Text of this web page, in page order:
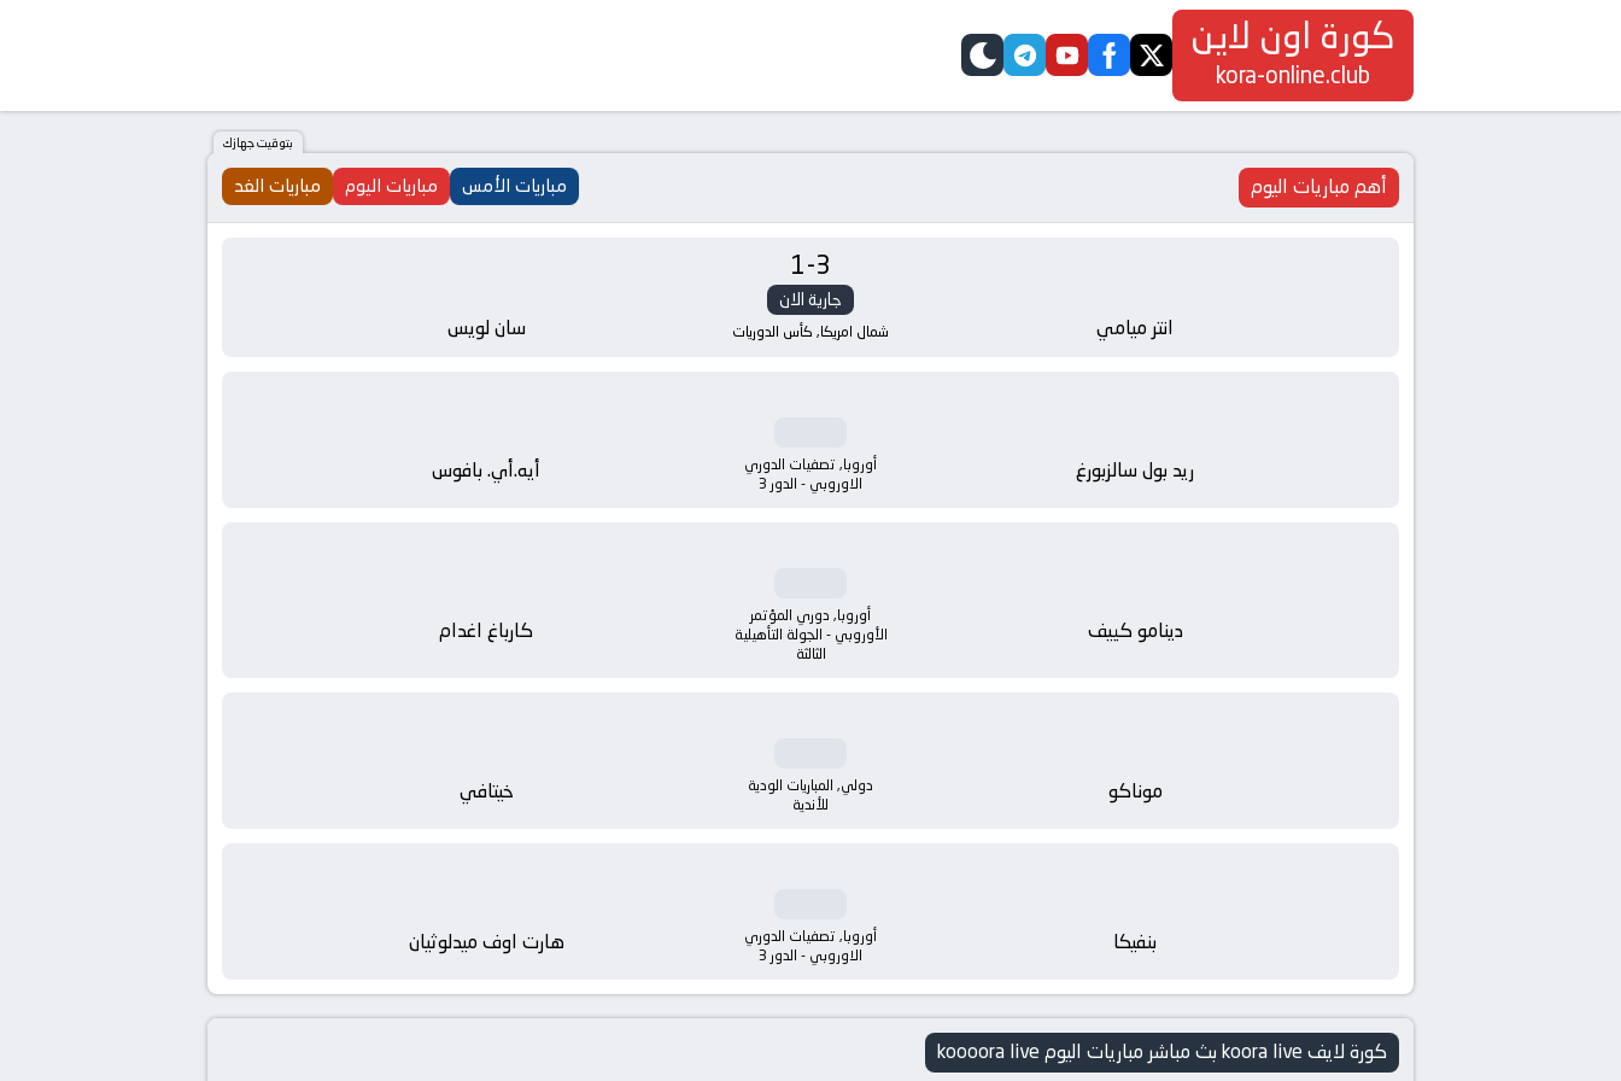
كورة اون لاين
kora-online.club
twitter
facebook
youtube
telegram
skin
بتوقيت جهازك
أهم مباريات اليوم مباريات الأمس مباريات اليوم مباريات الغد
انتر ميامي
3
-
1
جارية الان
شمال امريكا, كأس الدوريات سان لويس
ريد بول سالزبورغ
أوروبا, تصفيات الدوري
الاوروبي - الدور 3
أيه.أي. بافوس
دينامو كييف
أوروبا, دوري المؤتمر
الأوروبي - الجولة التأهيلية
الثالثة
كارباغ اغدام
موناكو
دولي, المباريات الودية
للأندية
خيتافي
بنفيكا
أوروبا, تصفيات الدوري
الاوروبي - الدور 3
هارت اوف ميدلوثيان
كورة لايف koora live بث مباشر مباريات اليوم koooora live